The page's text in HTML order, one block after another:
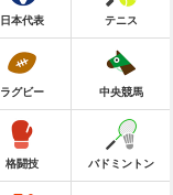
日本代表 テニス
ラグビー 中央競馬
格闘技 バドミントン